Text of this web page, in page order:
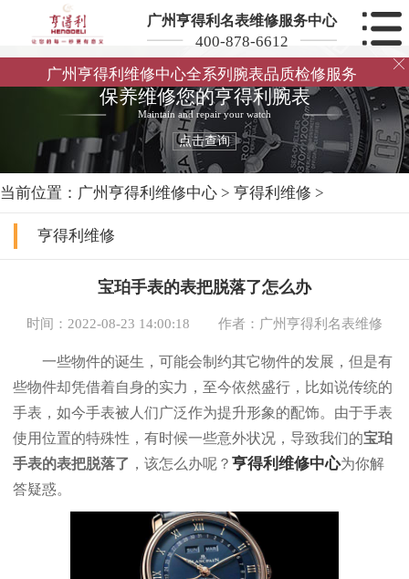
广州亨得利名表维修服务中心
400-878-6612
广州亨得利维修中心全系列腕表品质检修服务

保养维修您的亨得利腕表
Maintain and repair your watch
点击查询
当前位置： 广州亨得利维修中心 > 亨得利维修 >
亨得利维修
宝珀手表的表把脱落了怎么办
时间：2022-08-23 14:00:18 作者：广州亨得利名表维修
一些物件的诞生，可能会制约其它物件的发展，但是有
些物件却凭借着自身的实力，至今依然盛行，比如说传统的
手表，如今手表被人们广泛作为提升形象的配饰。由于手表
使用位置的特殊性，有时候一些意外状况，导致我们的宝珀
手表的表把脱落了 ，该怎么办呢？ 亨得利维修中心为你解
答疑惑。